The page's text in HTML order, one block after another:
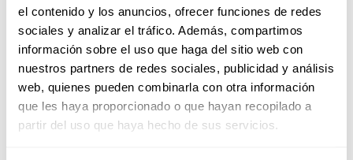
el contenido y los anuncios, ofrecer funciones de redes
sociales y analizar el tráfico. Además, compartimos
información sobre el uso que haga del sitio web con
nuestros partners de redes sociales, publicidad y análisis
web, quienes pueden combinarla con otra información
que les haya proporcionado o que hayan recopilado a
partir del uso que haya hecho de sus servicios.
Deja que te vean la cara
¿Alguna vez has escuchado
hablar del “Triángulo de la
influencia”? Es la forma en la que
tus ojos, cejas, nariz...